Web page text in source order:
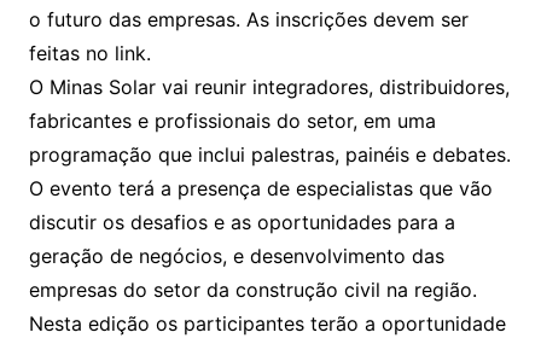
o futuro das empresas. As inscrições devem ser
feitas no link.
O Minas Solar vai reunir integradores, distribuidores,
fabricantes e profissionais do setor, em uma
programação que inclui palestras, painéis e debates.
O evento terá a presença de especialistas que vão
discutir os desafios e as oportunidades para a
geração de negócios, e desenvolvimento das
empresas do setor da construção civil na região.
Nesta edição os participantes terão a oportunidade